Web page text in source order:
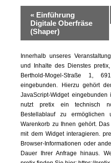
Veranstaltung-
Navigation
« Einführung
Digitale Oberfräse
(Shaper)
Innerhalb unseres
und Inhalte des Dienstes
Berthold-Mogel-Straße 1,
eingebunden. Hierzu gehört
JavaScript-Widget
nutzt pretix ein technisch
Bestellablauf zu
Warenkorb zu Ihnen gehört.
mit dem Widget interagieren.
Browser-Informationen oder
Dauer Ihrer Anfrage hinaus.